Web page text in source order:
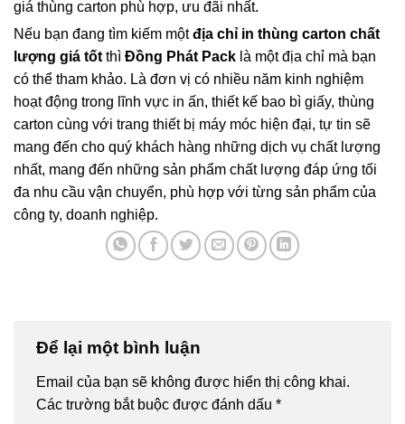
giá thùng carton phù hợp, ưu đãi nhất.
Nếu bạn đang tìm kiếm mộtđịa chỉ in thùng carton chất
lượng giá tốt thì Đồng Phát Pack là một địa chỉ mà bạn
có thể tham khảo. Là đơn vị có nhiều năm kinh nghiệm
hoạt động trong lĩnh vực in ấn, thiết kế bao bì giấy, thùng
carton cùng với trang thiết bị máy móc hiện đại, tự tin sẽ
mang đến cho quý khách hàng những dịch vụ chất lượng
nhất, mang đến những sản phẩm chất lượng đáp ứng tối
đa nhu cầu vận chuyển, phù hợp với từng sản phẩm của
công ty, doanh nghiệp.
Để lại một bình luận
Email của bạn sẽ không được hiển thị công khai.
Các trường bắt buộc được đánh dấu *